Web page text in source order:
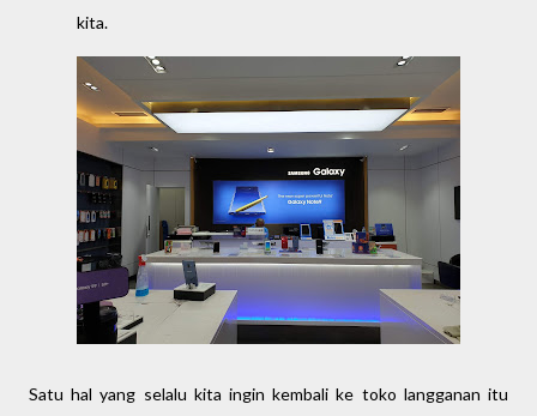
kita.
Satu hal yang selalu kita ingin kembali ke toko langganan itu